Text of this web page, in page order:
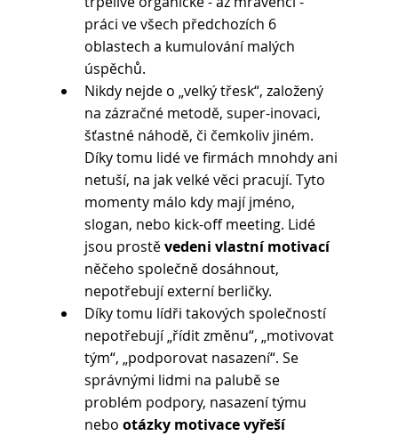
práci ve všech předchozích 6
oblastech a kumulování malých
úspěchů.
Nikdy nejde o „velký třesk“, založený
na zázračné metodě, super-inovaci,
šťastné náhodě, či čemkoliv jiném.
Díky tomu lidé ve firmách mnohdy ani
netuší, na jak velké věci pracují. Tyto
momenty málo kdy mají jméno,
slogan, nebo kick-off meeting. Lidé
jsou prostě vedeni vlastní motivací
něčeho společně dosáhnout,
nepotřebují externí berličky.
Díky tomu lídři takových společností
nepotřebují „řídit změnu“, „motivovat
tým“, „podporovat nasazení“. Se
správnými lidmi na palubě se
problém podpory, nasazení týmu
nebo otázky motivace vyřeší